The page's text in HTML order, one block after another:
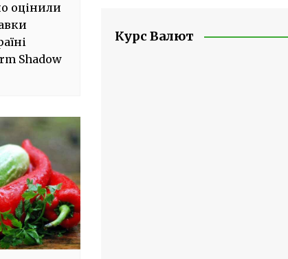
оцінили
Shadow
Курс Валют